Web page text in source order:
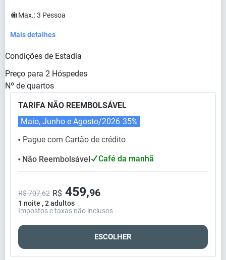
Max.:3 Pessoa
Mais detalhes
Condições de Estadia
Preço para 2 Hóspedes
Nº de quartos
TARIFA NÃO REEMBOLSÁVEL
⬤ Pague com Cartão de crédito
Maio, Junho e Agosto/2026 35%
⬤ Não Reembolsável Café da manhã
1 noite , 2 adultos
R$ 707,62 R$ 459,96
Impostos e taxas não inclusos
ESCOLHER